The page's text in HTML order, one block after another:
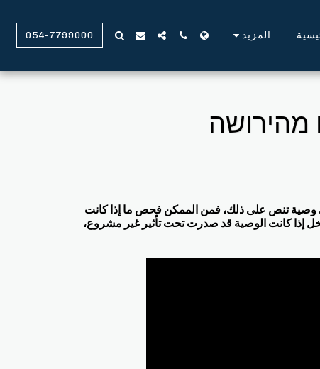
المزيد 054-7799000
מהירושה
على وصية تنص على ذلك، فمن الممكن فحص ما إذا كانت
إذا كانت الوصية قد صدرت تحت تأثير غير مشروع،